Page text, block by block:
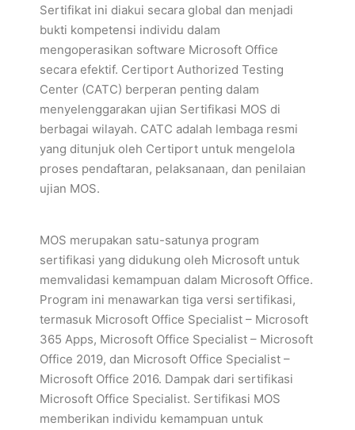
Sertifikat ini diakui secara global dan menjadi
bukti kompetensi individu dalam
mengoperasikan software Microsoft Office
secara efektif. Certiport Authorized Testing
Center (CATC) berperan penting dalam
menyelenggarakan ujian Sertifikasi MOS di
berbagai wilayah. CATC adalah lembaga resmi
yang ditunjuk oleh Certiport untuk mengelola
proses pendaftaran, pelaksanaan, dan penilaian
ujian MOS.
MOS merupakan satu-satunya program
sertifikasi yang didukung oleh Microsoft untuk
memvalidasi kemampuan dalam Microsoft Office.
Program ini menawarkan tiga versi sertifikasi,
termasuk Microsoft Office Specialist – Microsoft
365 Apps, Microsoft Office Specialist – Microsoft
Office 2019, dan Microsoft Office Specialist –
Microsoft Office 2016. Dampak dari sertifikasi
Microsoft Office Specialist. Sertifikasi MOS
memberikan individu kemampuan untuk